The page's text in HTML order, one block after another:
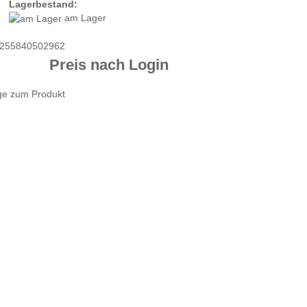
Lagerbestand:
am Lager
Preis nach Login
zum Produkt